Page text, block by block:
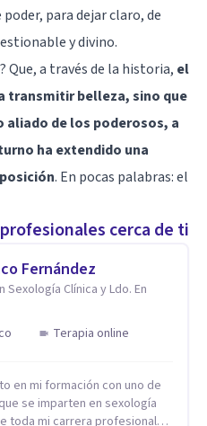
para dejar claro, de
y divino.
Que, a través de la historia, el
transmitir belleza, sino que
aliado de los poderosos, a
ha extendido una
. En pocas palabras: el
cerca de ti
Fernández
Sexología Clínica y Ldo. En
Terapia online
en mi formación con uno de
se imparten en sexología
toda mi carrera profesional